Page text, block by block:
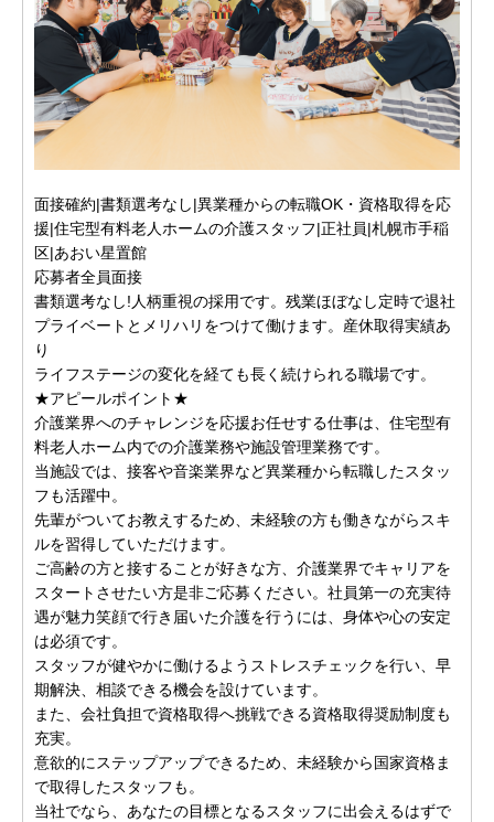
面接確約|書類選考なし|異業種からの転職OK・資格取得を応
援|住宅型有料老人ホームの介護スタッフ|正社員|札幌市手稲
区|あおい星置館
応募者全員面接
書類選考なし!人柄重視の採用です。残業ほぼなし定時で退社
プライベートとメリハリをつけて働けます。産休取得実績あ
り
ライフステージの変化を経ても長く続けられる職場です。
★アピールポイント★
介護業界へのチャレンジを応援お任せする仕事は、住宅型有
料老人ホーム内での介護業務や施設管理業務です。
当施設では、接客や音楽業界など異業種から転職したスタッ
フも活躍中。
先輩がついてお教えするため、未経験の方も働きながらスキ
ルを習得していただけます。
ご高齢の方と接することが好きな方、介護業界でキャリアを
スタートさせたい方是非ご応募ください。社員第一の充実待
遇が魅力笑顔で行き届いた介護を行うには、身体や心の安定
は必須です。
スタッフが健やかに働けるようストレスチェックを行い、早
期解決、相談できる機会を設けています。
また、会社負担で資格取得へ挑戦できる資格取得奨励制度も
充実。
意欲的にステップアップできるため、未経験から国家資格ま
で取得したスタッフも。
当社でなら、あなたの目標となるスタッフに出会えるはずで